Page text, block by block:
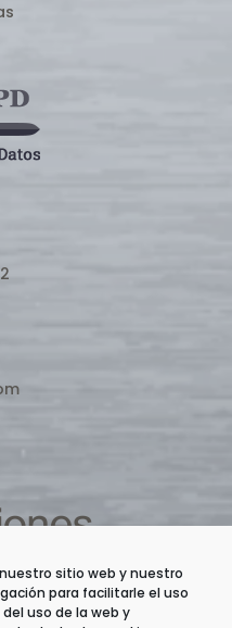
sitio web y nuestro
para facilitarle el uso
uso de la web y